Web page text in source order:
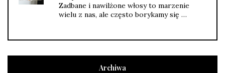
Zadbane i nawilżone włosy to marzenie
wielu z nas, ale często borykamy się …
Archiwa